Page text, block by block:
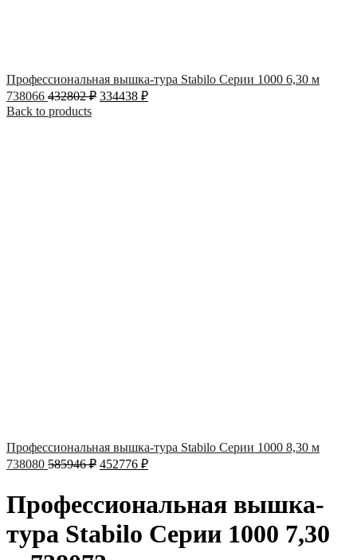
Профессиональная вышка-тура Stabilo Серии 1000 6,30 м
738066 432802₽ 334438 ₽
Back to products
Профессиональная вышка-тура Stabilo Серии 1000 8,30 м
738080 585946₽ 452776 ₽
Профессиональная вышка-
тура Stabilo Серии 1000 7,30